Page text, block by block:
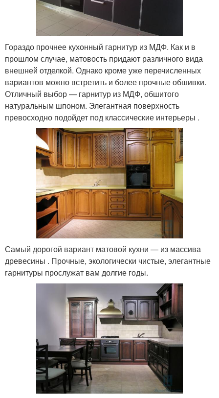
Гораздо прочнее кухонный гарнитур из МДФ. Как и в
прошлом случае, матовость придают различного вида
внешней отделкой. Однако кроме уже перечисленных
вариантов можно встретить и более прочные обшивки.
Отличный выбор — гарнитур из МДФ, обшитого
натуральным шпоном. Элегантная поверхность
превосходно подойдет под классические интерьеры .
Самый дорогой вариант матовой кухни — из массива
древесины . Прочные, экологически чистые, элегантные
гарнитуры прослужат вам долгие годы.